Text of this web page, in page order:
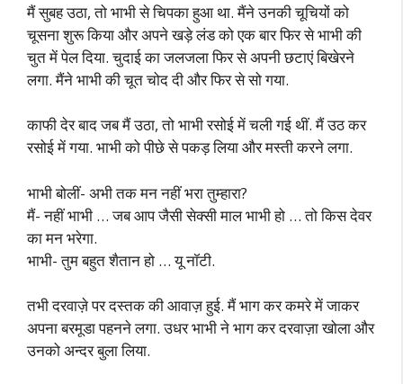
मैं सुबह उठा, तो भाभी से चिपका हुआ था. मैंने उनकी चूचियों को
चूसना शुरू किया और अपने खड़े लंड को एक बार फिर से भाभी की
चुत में पेल दिया. चुदाई का जलजला फिर से अपनी छटाएं बिखेरने
लगा. मैंने भाभी की चूत चोद दी और फिर से सो गया.
काफी देर बाद जब मैं उठा, तो भाभी रसोई में चली गई थीं. मैं उठ कर
रसोई में गया. भाभी को पीछे से पकड़ लिया और मस्ती करने लगा.
भाभी बोलीं- अभी तक मन नहीं भरा तुम्हारा?
मैं- नहीं भाभी … जब आप जैसी सेक्सी माल भाभी हो … तो किस देवर
का मन भरेगा.
भाभी- तुम बहुत शैतान हो … यू नॉटी.
तभी दरवाज़े पर दस्तक की आवाज़ हुई. मैं भाग कर कमरे में जाकर
अपना बरमूडा पहनने लगा. उधर भाभी ने भाग कर दरवाज़ा खोला और
उनको अन्दर बुला लिया.